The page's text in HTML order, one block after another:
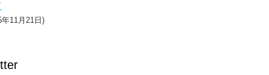
11月21日